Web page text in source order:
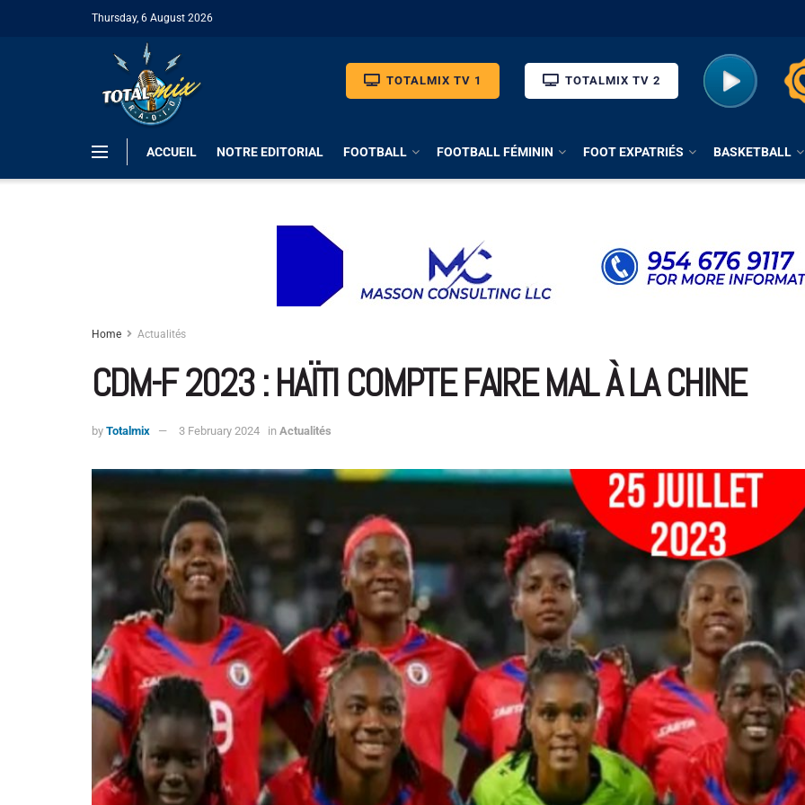
Thursday, 6 August 2026
TOTALMIX TV 1 TOTALMIX TV 2
ACCUEIL NOTRE EDITORIAL FOOTBALL FOOTBALL FÉMININ FOOT EXPATRIÉS BASKETBALL
Home Actualités
CDM-F 2023 : HAÏTI COMPTE FAIRE MAL À LA CHINE
by Totalmix 3 February 2024 in Actualités